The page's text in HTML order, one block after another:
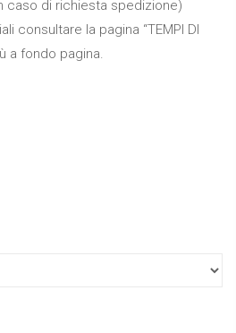
caso di richiesta spedizione)
consultare la pagina “TEMPI DI
a fondo pagina.